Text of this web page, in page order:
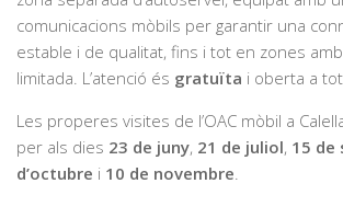
comunicacions mòbils per garantir una
estable i de qualitat, fins i tot en zones
limitada. L’atenció és gratuïta i oberta a
Les properes visites de l’OAC mòbil a
per als dies 23 de juny, 21 de juliol, 15 de
d’octubre i 10 de novembre